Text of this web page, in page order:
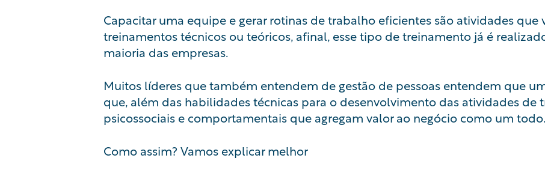
Capacitar uma equipe e gerar rotinas de trabalho eficientes são atividades
treinamentos técnicos ou teóricos, afinal, esse tipo de treinamento já é
maioria das empresas.
Muitos líderes que também entendem de gestão de pessoas entendem que
que, além das habilidades técnicas para o desenvolvimento das atividades
psicossociais e comportamentais que agregam valor ao negócio como um todo.
Como assim? Vamos explicar melhor